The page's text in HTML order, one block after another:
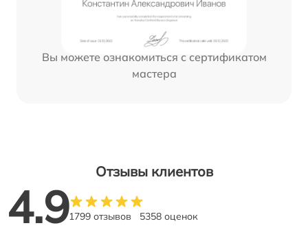
Вы можете ознакомиться с сертификатом
мастера
Отзывы клиентов
4.91799 отзывов 5358 оценок